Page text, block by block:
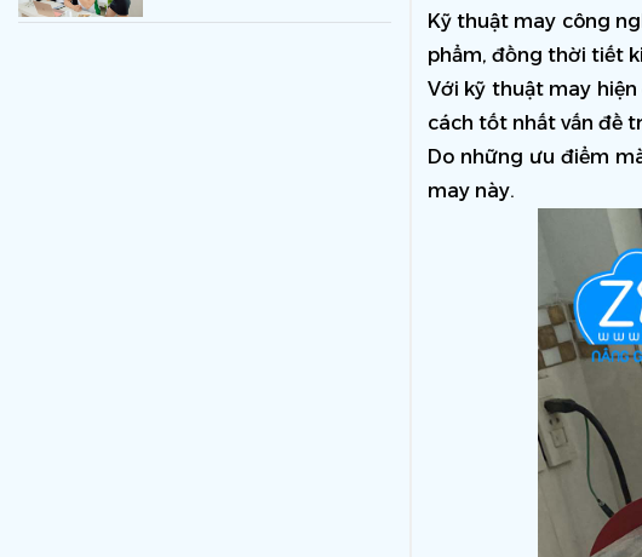
Kỹ thuật may công
phẩm, đồng thời tiết
Với kỹ thuật may
cách tốt nhất vấn đề
Do những ưu điểm
may này.